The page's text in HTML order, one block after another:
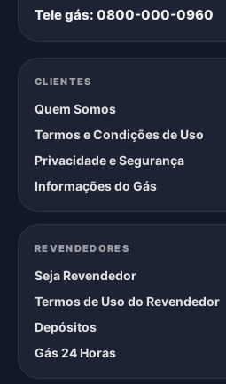
Tele gás: 0800-000-0960
CLIENTES
Quem Somos
Termos e Condições de Uso
Privacidade e Segurança
Informações do Gás
REVENDEDORES
Seja Revendedor
Termos de Uso do Revendedor
Depósitos
Gás 24 Horas